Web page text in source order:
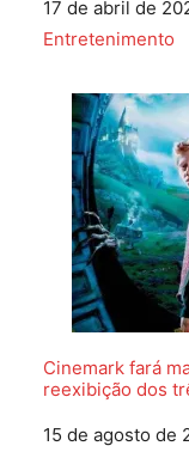
Data
17 de abril de
Em relação a
Entretenimento
Cinemark fará
reexibição dos
Data
15 de agosto de